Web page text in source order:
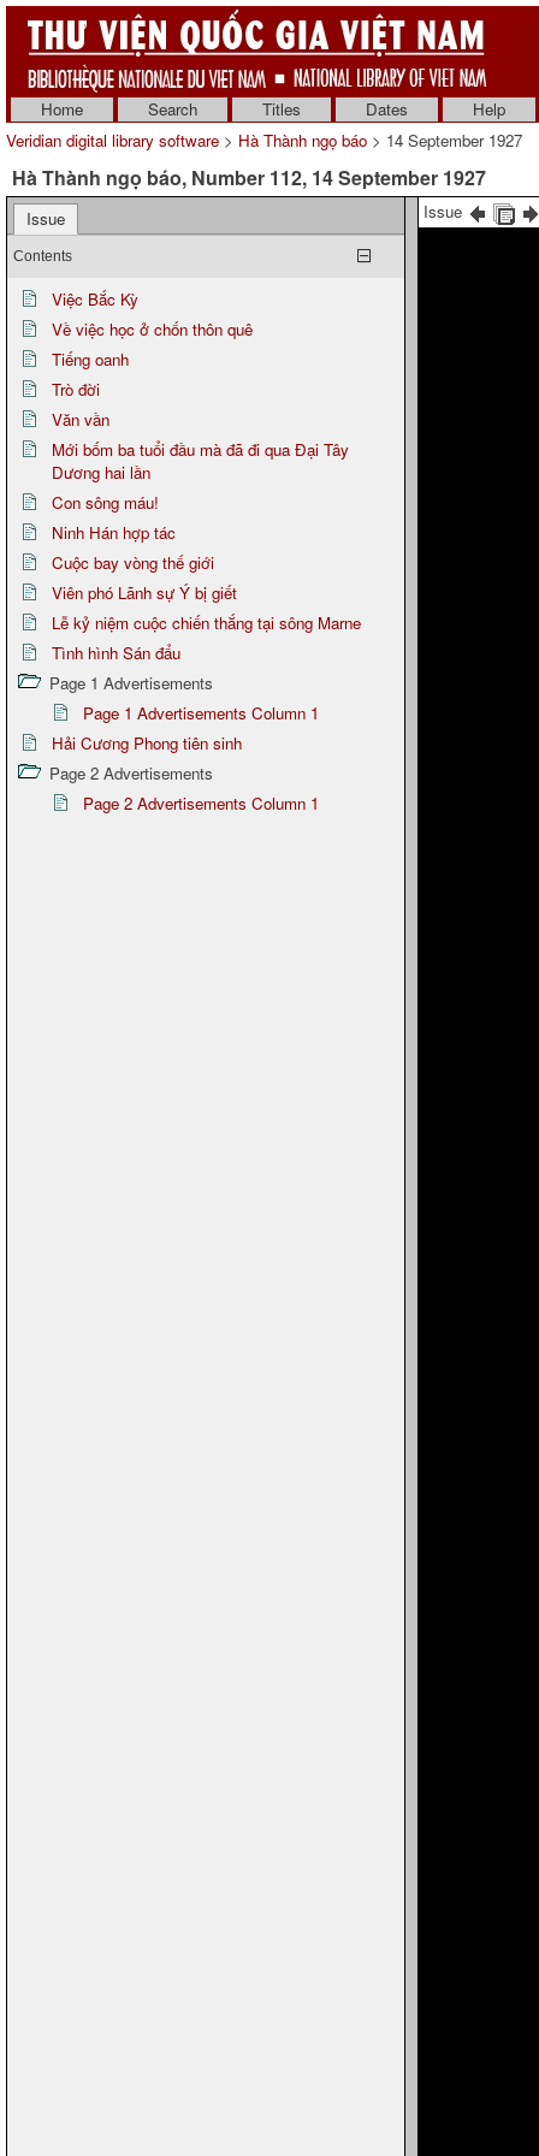
Home Search Titles Dates
Help
Veridian digital library software > Hà Thành ngọ báo > 14 September 1927
Hà Thành ngọ báo, Number 112, 14 September 1927
Issue
Contents
Việc Bắc Kỳ
Về việc học ở chốn thôn quê
Tiếng oanh
Trò đời
Văn vần
Mới bốm ba tuổi đầu mà đã đi qua Đại Tây
Dương hai lần
Con sông máu!
Ninh Hán hợp tác
Cuộc bay vòng thế giới
Viên phó Lãnh sự Ý bị giết
Lễ kỷ niệm cuộc chiến thắng tại sông Marne
Tình hình Sán đẩu
Page 1 Advertisements
Page 1 Advertisements Column 1
Hải Cương Phong tiên sinh
Page 2 Advertisements
Page 2 Advertisements Column 1
Issue